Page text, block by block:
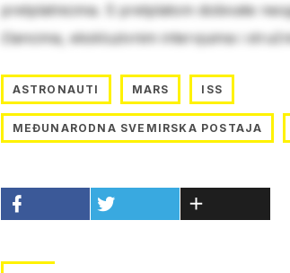
pretplatnicima. S pretplatom dobivate
člancima, ekskluzivnim intervjuima i
ASTRONAUTI MARS ISS
MEĐUNARODNA SVEMIRSKA POSTAJA